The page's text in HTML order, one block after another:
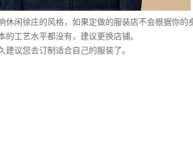
闲徐庄的风格，如果定做的服装店不会根据你的
工艺水平都没有，建议更换店铺。
议您去订制适合自己的服装了。